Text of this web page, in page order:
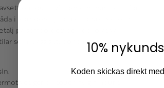
om du använder den här lådan för
i korridoren, som ett praktiskt och
på soffbordet: den dekorativa
som klassiskt, bohemiskt, modernt,
ger en touch av glamour till
10%
Koden skickas direkt